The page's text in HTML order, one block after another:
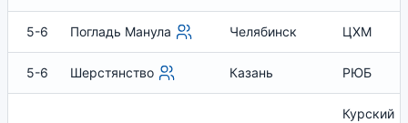
5-6 Погладь Манула Челябинск ЦХМ
5-6 Шерстянство Казань РЮБ
Курский